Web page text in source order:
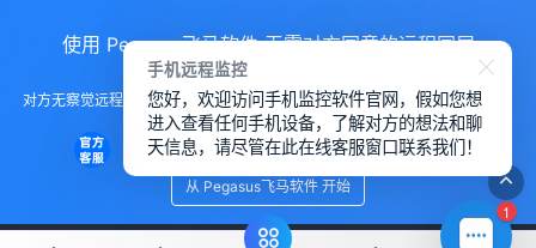
使用 Pegasus飞马软件 无需对方同意的远程同屏
对方无察觉远程控制手机， 远程控制手机的软件，手机监测另一部手机软件，
远程查看对方微信聊天
从 Pegasus飞马软件 开始
1
手机远程监控
您好，欢迎访问手机监控软件官网，假如您想
进入查看任何手机设备，了解对方的想法和聊
天信息，请尽管在此在线客服窗口联系我们！